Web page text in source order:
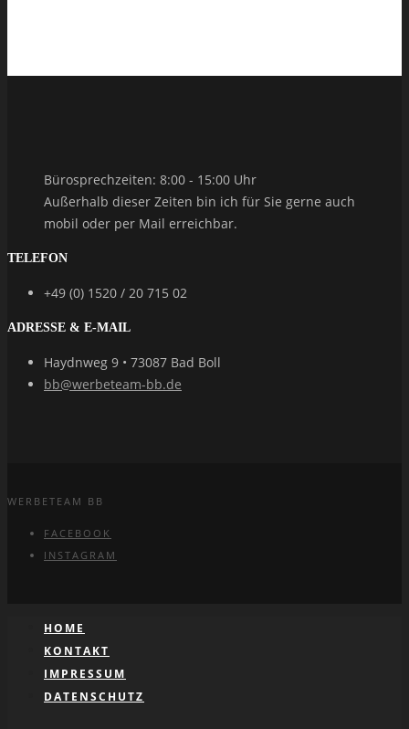
Bürosprechzeiten: 8:00 - 15:00 Uhr
Außerhalb dieser Zeiten bin ich für Sie gerne auch
mobil oder per Mail erreichbar.
TELEFON
+49 (0) 1520 / 20 715 02
ADRESSE & E-MAIL
Haydnweg 9 • 73087 Bad Boll
bb@werbeteam-bb.de
WERBETEAM BB
FACEBOOK
INSTAGRAM
HOME
KONTAKT
IMPRESSUM
DATENSCHUTZ